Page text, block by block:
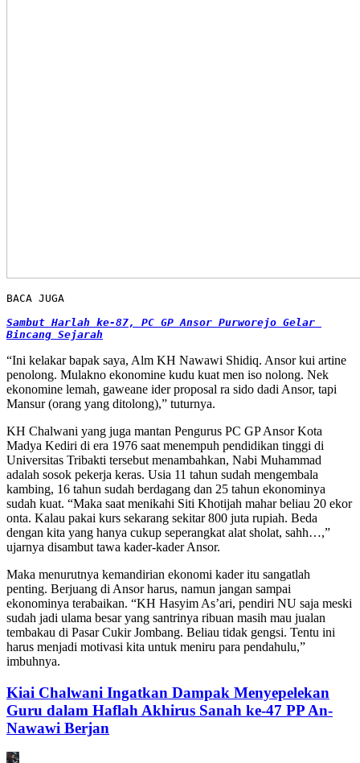
BACA JUGA
Sambut Harlah ke-87, PC GP Ansor Purworejo Gelar
Bincang Sejarah
“Ini kelakar bapak saya, Alm KH Nawawi Shidiq. Ansor kui artine
penolong. Mulakno ekonomine kudu kuat men iso nolong. Nek
ekonomine lemah, gaweane ider proposal ra sido dadi Ansor, tapi
Mansur (orang yang ditolong),” tuturnya.
KH Chalwani yang juga mantan Pengurus PC GP Ansor Kota
Madya Kediri di era 1976 saat menempuh pendidikan tinggi di
Universitas Tribakti tersebut menambahkan, Nabi Muhammad
adalah sosok pekerja keras. Usia 11 tahun sudah mengembala
kambing, 16 tahun sudah berdagang dan 25 tahun ekonominya
sudah kuat. “Maka saat menikahi Siti Khotijah mahar beliau 20 ekor
onta. Kalau pakai kurs sekarang sekitar 800 juta rupiah. Beda
dengan kita yang hanya cukup seperangkat alat sholat, sahh…,”
ujarnya disambut tawa kader-kader Ansor.
Maka menurutnya kemandirian ekonomi kader itu sangatlah
penting. Berjuang di Ansor harus, namun jangan sampai
ekonominya terabaikan. “KH Hasyim As’ari, pendiri NU saja meski
sudah jadi ulama besar yang santrinya ribuan masih mau jualan
tembakau di Pasar Cukir Jombang. Beliau tidak gengsi. Tentu ini
harus menjadi motivasi kita untuk meniru para pendahulu,”
imbuhnya.
Kiai Chalwani Ingatkan Dampak Menyepelekan
Guru dalam Haflah Akhirus Sanah ke-47 PP An-
Nawawi Berjan